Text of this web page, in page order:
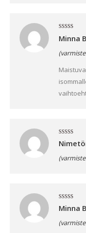
tuotteesta: 5
Minna
tuotteesta:5
Arvostelu
tuotteesta: 5
Minna